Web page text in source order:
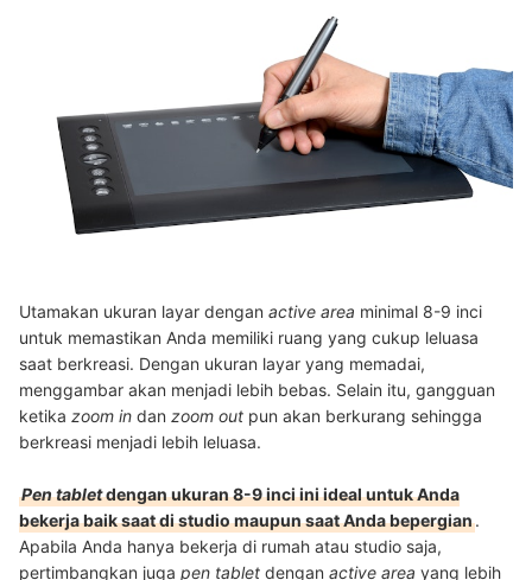
Utamakan ukuran layar dengan active area minimal 8-9 inci
untuk memastikan Anda memiliki ruang yang cukup leluasa
saat berkreasi. Dengan ukuran layar yang memadai,
menggambar akan menjadi lebih bebas. Selain itu, gangguan
ketika zoom in dan zoom out pun akan berkurang sehingga
berkreasi menjadi lebih leluasa.
Pen tabletdengan ukuran 8-9 inci ini ideal untuk Anda
bekerja baik saat di studio maupun saat Anda bepergian.
Apabila Anda hanya bekerja di rumah atau studio saja,
pertimbangkan juga pen tablet dengan active area yang lebih